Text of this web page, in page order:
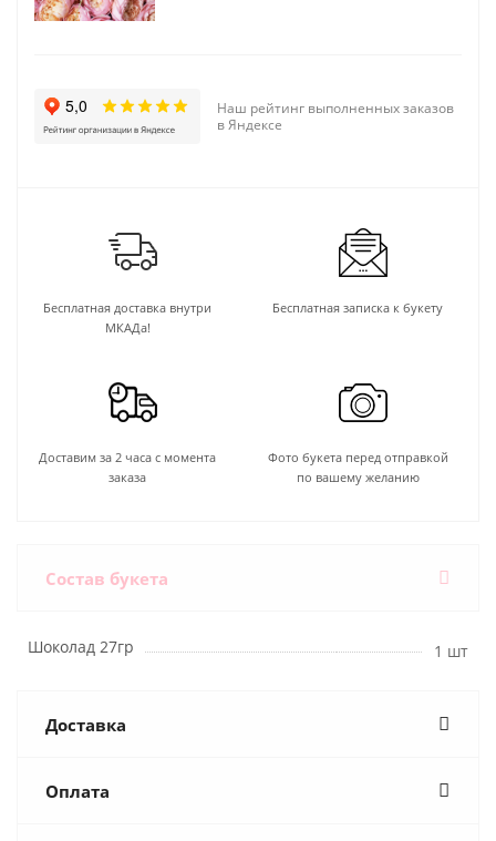
Наш рейтинг выполненных заказов
в Яндексе
Бесплатная доставка внутри
МКАДа!
Бесплатная записка к букету
Доставим за 2 часа с момента
заказа
Фото букета перед отправкой
по вашему желанию
Состав букета
Шоколад 27гр 1 шт
Доставка
Оплата